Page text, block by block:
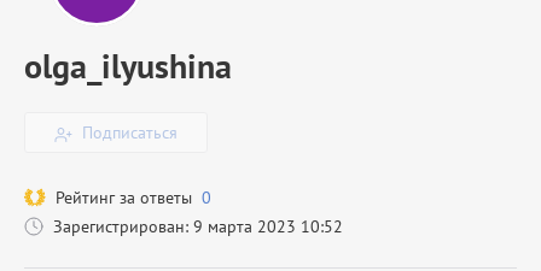
olga_ilyushina
Подписаться
Рейтинг за ответы 0
Зарегистрирован: 9 марта 2023 10:52